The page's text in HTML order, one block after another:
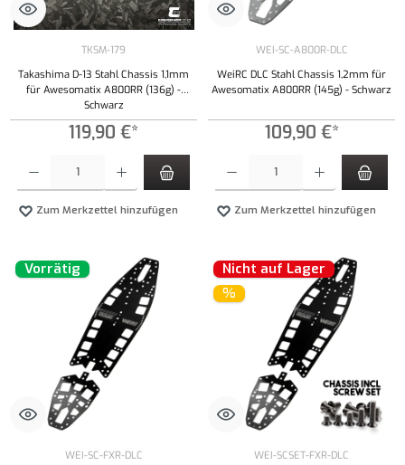
TKSM-179
Takashima D-13 Stahl Chassis 1,1mm
für Awesomatix A800RR (136g) -
Schwarz
119,90 €*
Zum Merkzettel hinzufügen
WEI-SC-A800R-DLC
WeiRC DLC Stahl Chassis 1,2mm für
Awesomatix A800RR (145g) - Schwarz
109,90 €*
Zum Merkzettel hinzufügen
Vorrätig
WEI-SC-FXR-DLC
Nicht auf Lager
%
WEI-SCSET-FXR-DLC